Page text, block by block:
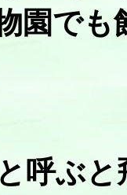
園で
呼ぶ